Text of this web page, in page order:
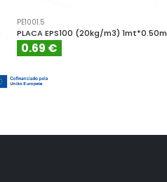
PE1001.5
PLACA EPS100 (20kg/m3)
0.69 €